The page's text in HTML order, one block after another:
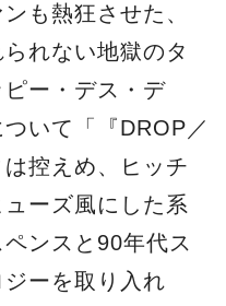
も熱狂させた、
れない地獄のタ
ー・デス・デ
いて「『DROP／
控えめ、ヒッチ
ーズ風にした系
ンスと90年代ス
ーを取り入れ